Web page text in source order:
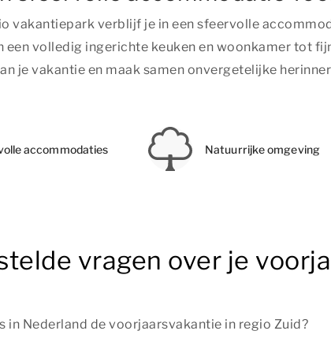
vakantiepark verblijf je in een sfeervolle
een volledig ingerichte keuken en woonkamer tot
je vakantie en maak samen onvergetelijke
accommodaties Natuurrijke omgeving
vragen over je
in Nederland de voorjaarsvakantie in regio Zuid?